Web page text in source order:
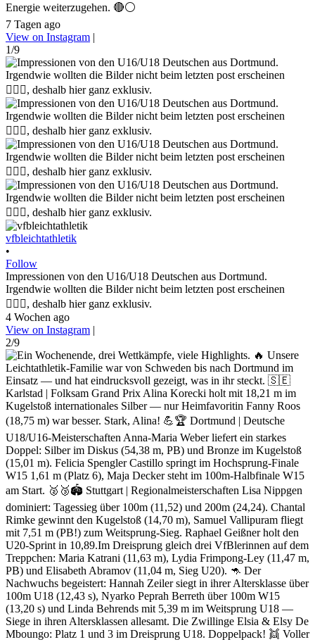
Energie weiterzugehen. 🔴⚪
7 Tagen ago
View on Instagram |
1/9
vfbleichtathletik
•
Follow
Impressionen von den U16/U18 Deutschen aus Dortmund.
Irgendwie wollten die Bilder nicht beim letzten post erscheinen
🤷🏼‍♀️, deshalb hier ganz exklusiv.
4 Wochen ago
View on Instagram |
2/9